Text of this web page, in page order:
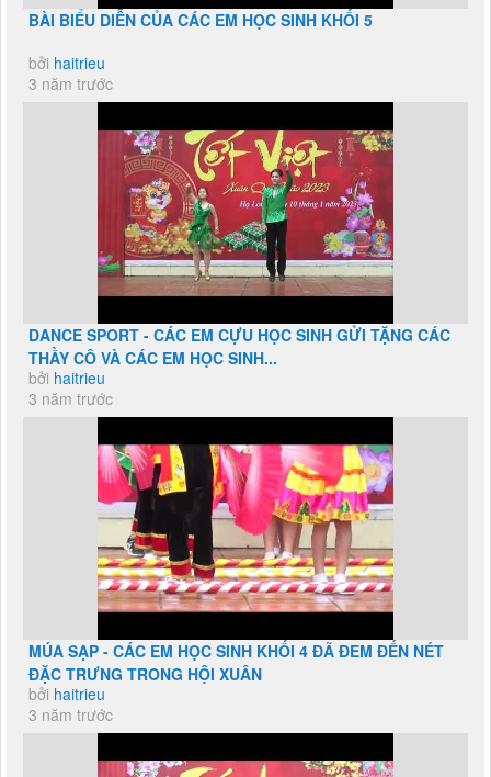
BÀI BIỂU DIỄN CỦA CÁC EM HỌC SINH KHỐI 5
bởi haitrieu
3 năm trước
DANCE SPORT - CÁC EM CỰU HỌC SINH GỬI TẶNG CÁC
THẦY CÔ VÀ CÁC EM HỌC SINH...
bởi haitrieu
3 năm trước
MÚA SẠP - CÁC EM HỌC SINH KHỐI 4 ĐÃ ĐEM ĐẾN NÉT
ĐẶC TRƯNG TRONG HỘI XUÂN
bởi haitrieu
3 năm trước